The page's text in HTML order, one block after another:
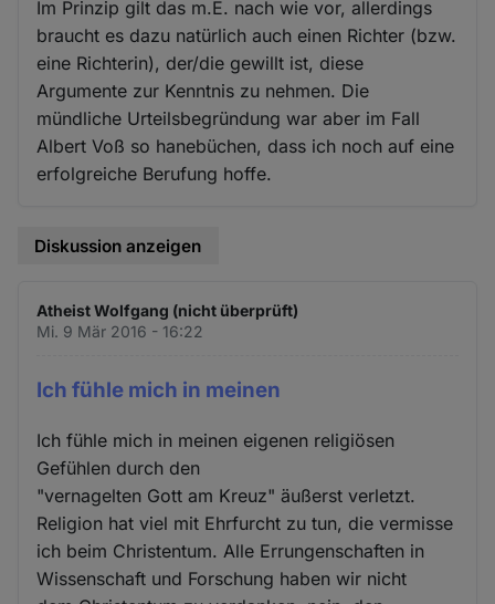
Im Prinzip gilt das m.E. nach wie vor, allerdings
braucht es dazu natürlich auch einen Richter (bzw.
eine Richterin), der/die gewillt ist, diese
Argumente zur Kenntnis zu nehmen. Die
mündliche Urteilsbegründung war aber im Fall
Albert Voß so hanebüchen, dass ich noch auf eine
erfolgreiche Berufung hoffe.
Diskussion anzeigen
Atheist Wolfgang (nicht überprüft)
Mi. 9 Mär 2016 - 16:22
Ich fühle mich in meinen
Ich fühle mich in meinen eigenen religiösen
Gefühlen durch den
"vernagelten Gott am Kreuz" äußerst verletzt.
Religion hat viel mit Ehrfurcht zu tun, die vermisse
ich beim Christentum. Alle Errungenschaften in
Wissenschaft und Forschung haben wir nicht